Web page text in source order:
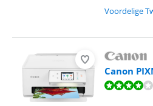
Voordelige
Canon
Beoordeling is 8,0 van de 10, gebaseerd